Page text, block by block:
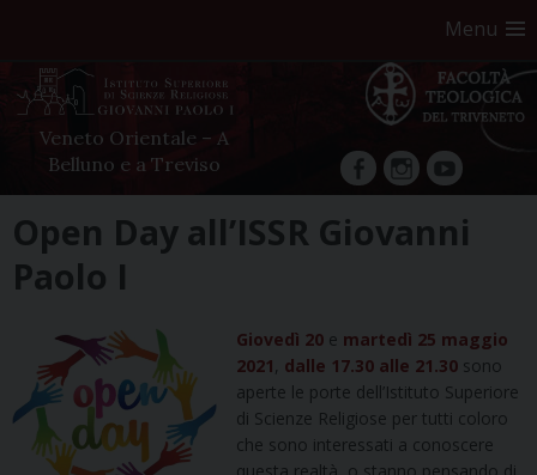
Menu
Veneto Orientale – A
Belluno e a Treviso
facebookInstagram
YouTube
to
content
Open Day all’ISSR Giovanni
Paolo I
Giovedì 20 e martedì 25 maggio
2021, dalle 17.30 alle 21.30 sono
aperte le porte dell’Istituto Superiore
di Scienze Religiose per tutti coloro
che sono interessati a conoscere